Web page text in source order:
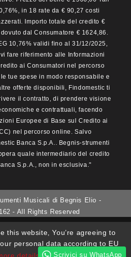
this website, You’re agreeing to
personal data according to EU
in 18 rate da € 90,27 costi
Importo totale del credito €
dal Consumatore € 1624,86.
10,76% validi fino al 31/12/2025,
fare riferimento alle Informazioni
ai Consumatori nel percorso
tue spese in modo responsabile e
offerte disponibili, Findomestic ti
il contratto, di prendere visione
e contrattuali, facendo
Europee di Base sul Credito ai
nel percorso online. Salvo
Banca S.p.A.. Begnis-strumenti
quale intermediario del credito
S.p.A., non in esclusiva."
Musicali di Begnis Elio -
- All Rights Reserved
Scrivici su WhatsApp